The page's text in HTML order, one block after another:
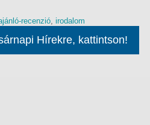
recenzió, irodalom
Hírekre, kattintson!